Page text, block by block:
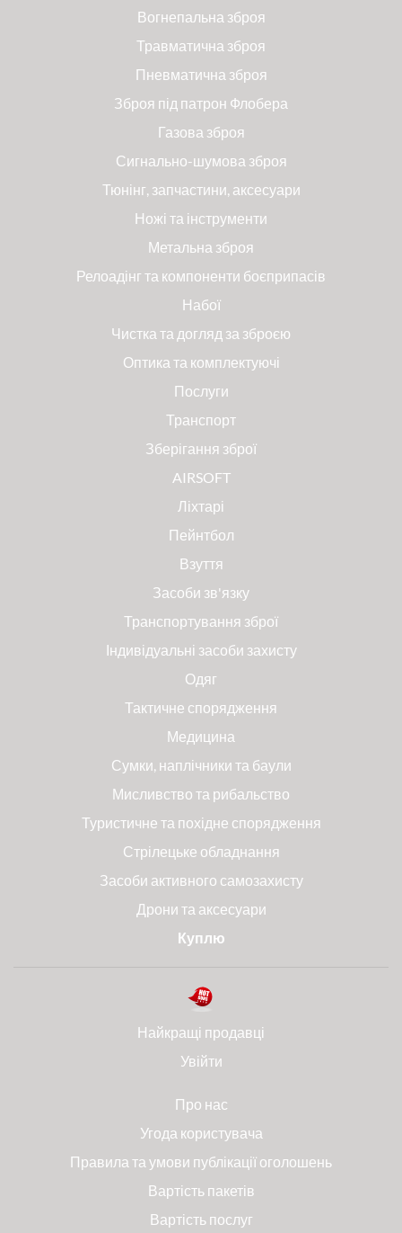
Вогнепальна зброя
Травматична зброя
Пневматична зброя
Зброя під патрон Флобера
Газова зброя
Сигнально-шумова зброя
Тюнінг, запчастини, аксесуари
Ножі та інструменти
Метальна зброя
Релоадінг та компоненти боєприпасів
Набої
Чистка та догляд за зброєю
Оптика та комплектуючі
Послуги
Транспорт
Зберігання зброї
AIRSOFT
Ліхтарі
Пейнтбол
Взуття
Засоби зв'язку
Транспортування зброї
Індивідуальні засоби захисту
Одяг
Тактичне спорядження
Медицина
Сумки, наплічники та баули
Мисливство та рибальство
Туристичне та похідне спорядження
Стрілецьке обладнання
Засоби активного самозахисту
Дрони та аксесуари
Куплю
Найкращі продавці
Увійти
Про нас
Угода користувача
Правила та умови публікації оголошень
Вартість пакетів
Вартість послуг